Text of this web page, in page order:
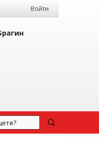
Войти